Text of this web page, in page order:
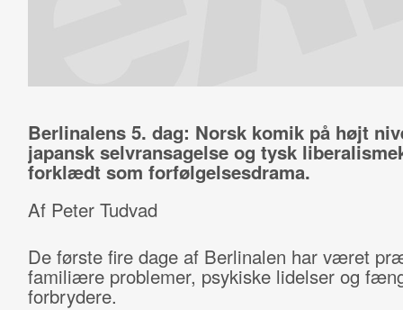
Berlinalens 5. dag: Norsk komik på højt
japansk selvransagelse og tysk
forklædt som forfølgelsesdrama.
Af Peter Tudvad
De første fire dage af Berlinalen har været
familiære problemer, psykiske lidelser og
forbrydere.